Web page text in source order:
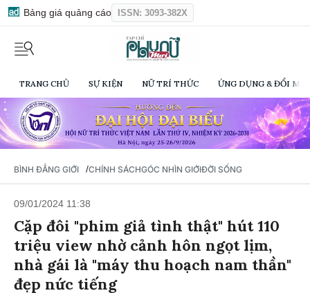
Bảng giá quảng cáo ISSN: 3093-382X
TRANG CHỦ SỰ KIỆN NỮ TRÍ THỨC ỨNG DỤNG & ĐỔI
BÌNH ĐẲNG GIỚI /CHÍNH SÁCHGÓC NHÌN GIỚIĐỜI SỐNG
09/01/2024 11:38
Cặp đôi "phim giả tình thật" hút 110
triệu view nhờ cảnh hôn ngọt lịm,
nhà gái là "máy thu hoạch nam thần"
đẹp nức tiếng